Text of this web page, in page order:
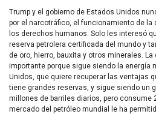
Trump y el gobierno de Estados Unidos
por el narcotráfico, el funcionamiento de la
los derechos humanos. Solo les interesó
reserva petrolera certificada del mundo y
de oro, hierro, bauxita y otros minerales.
importante porque sigue siendo la energía
Unidos, que quiere recuperar las ventajas
tiene grandes reservas, y sigue siendo un
millones de barriles diarios, pero consume
mercado del petróleo mundial le ha